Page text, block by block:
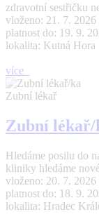
zdravotní sestřičku
vloženo: 21. 7. 2026
platnost do: 19. 9.
lokalita: Kutná Hora
více
Zubní lékař
Zubní lékař/
Hledáme posilu do
kliniky hledáme
vloženo: 20. 7. 2026
platnost do: 18. 9.
lokalita: Hradec